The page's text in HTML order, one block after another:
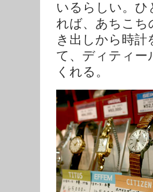
いるらしい。ひ
れば、あちこち
き出しから時
て、ディティー
くれる。